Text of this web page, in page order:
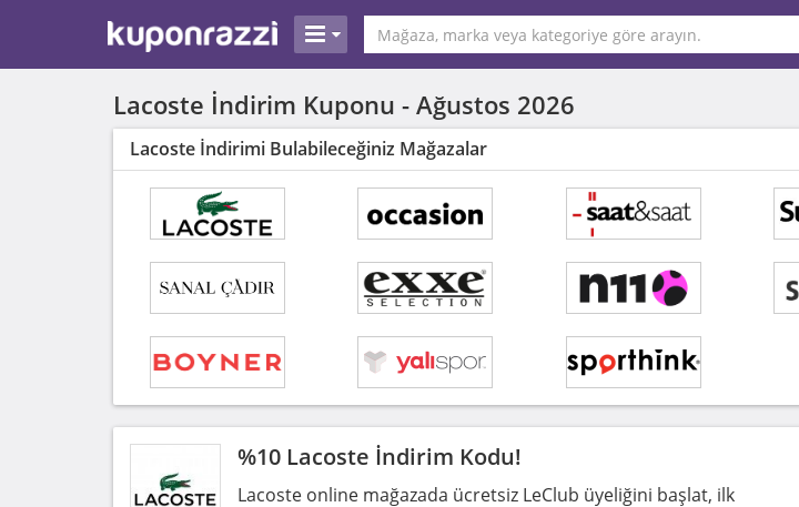
Lacoste İndirim Kuponu - Ağustos 2026
Lacoste İndirimi Bulabileceğiniz Mağazalar
%10 Lacoste İndirim Kodu!
Lacoste online mağazada ücretsiz LeClub üyeliğini başlat, ilk